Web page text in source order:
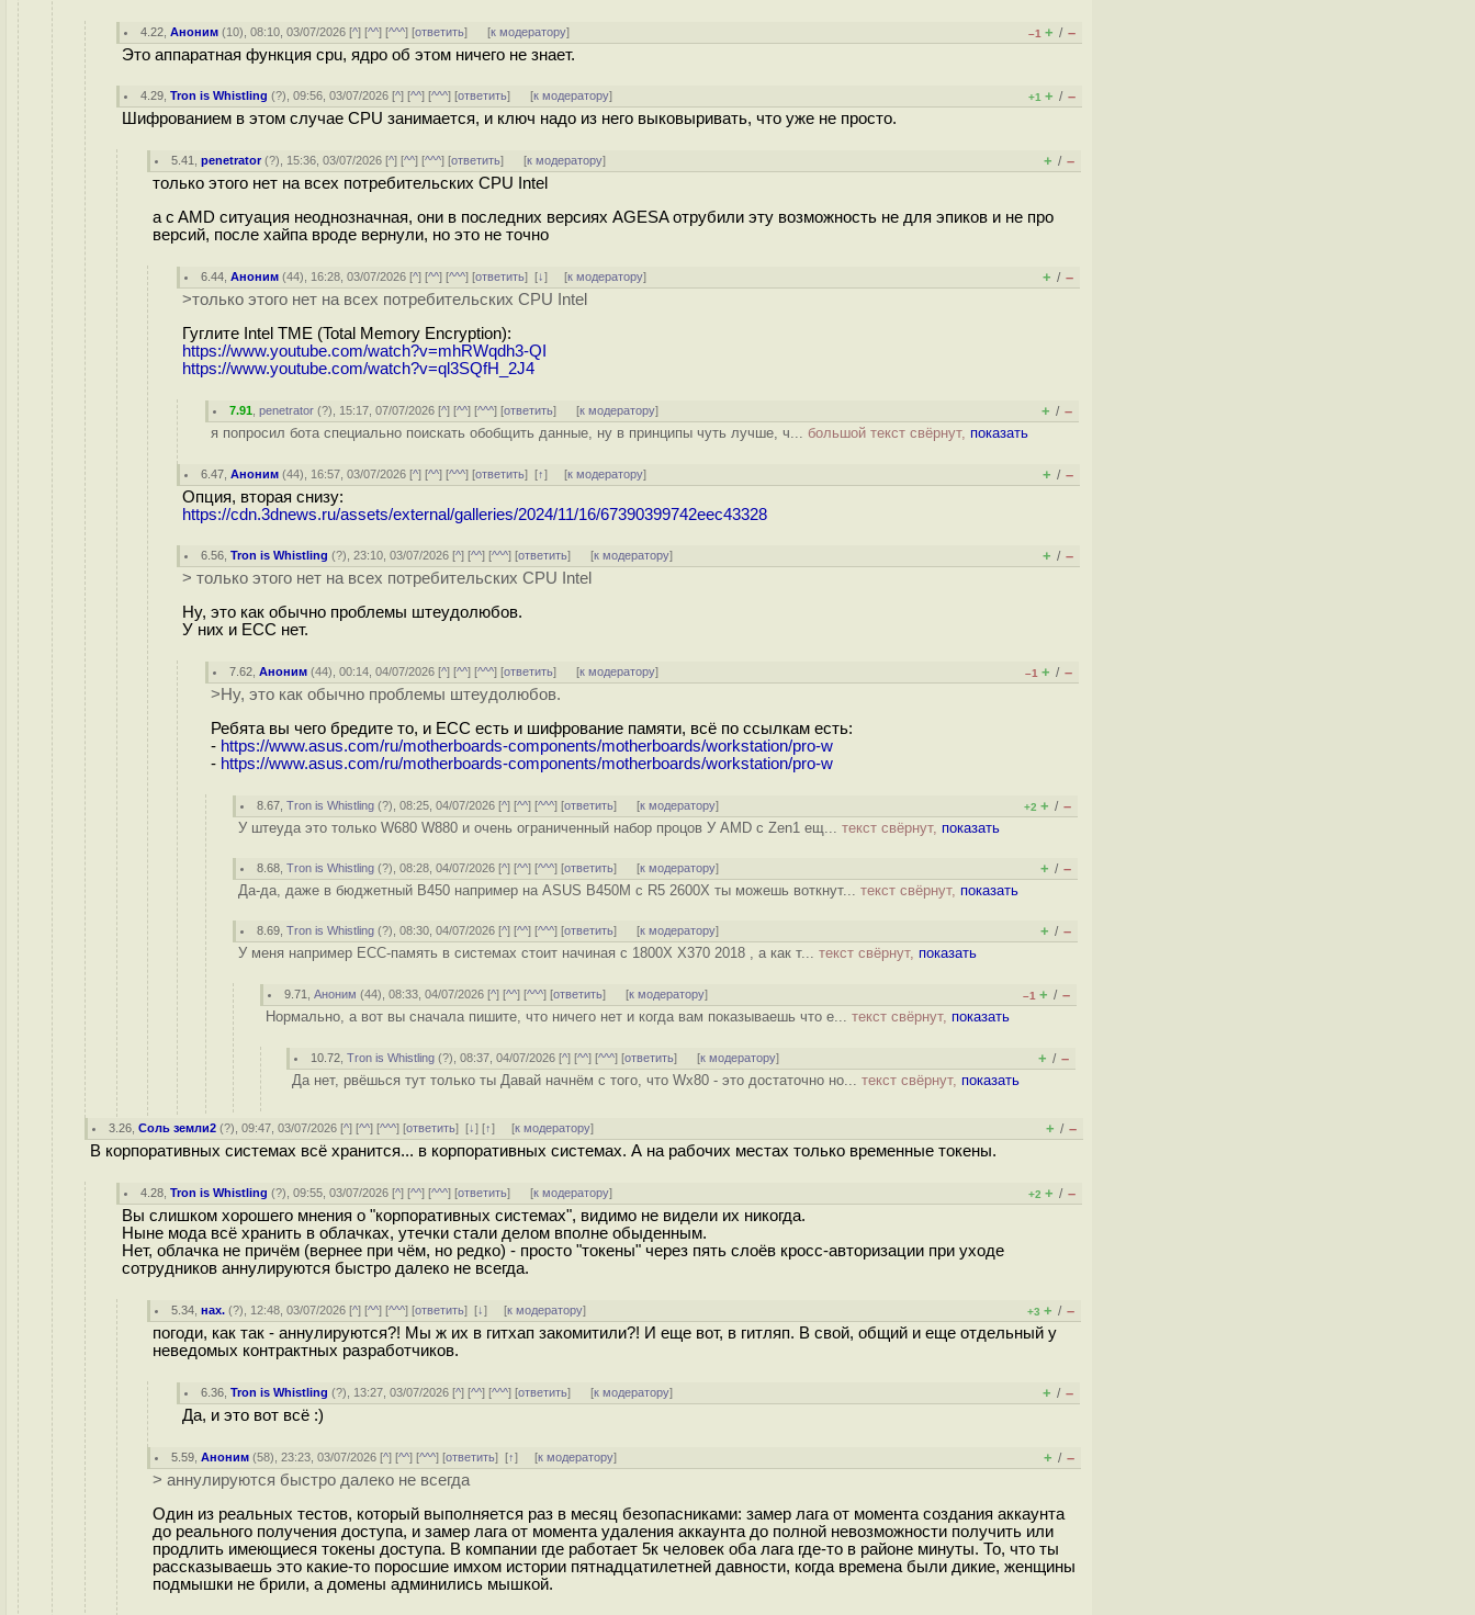
4.22 ,Аноним (10), 08:10, 03/07/2026 [^] [^^] [^^^] [ответить] [к модератору] –1 + / –
Это аппаратная функция cpu, ядро об этом ничего не знает.
4.29 ,Tron is Whistling (?), 09:56, 03/07/2026 [^] [^^] [^^^] [ответить] [к модератору] +1 + / –
Шифрованием в этом случае CPU занимается, и ключ надо из него выковыривать, что уже не просто.
5.41 ,penetrator(?), 15:36, 03/07/2026 [^] [^^] [^^^] [ответить] [к модератору] + / –
только этого нет на всех потребительских CPU Intel
а c AMD ситуация неоднозначная, они в последних версиях AGESA отрубили эту возможность не для эпиков и не про
версий, после хайпа вроде вернули, но это не точно
6.44 ,Аноним (44), 16:28, 03/07/2026 [^] [^^] [^^^] [ответить][↓] [к модератору] + / –
>только этого нет на всех потребительских CPU Intel
Гуглите Intel TME (Total Memory Encryption):
https://www.youtube.com/watch?v=mhRWqdh3-QI
https://www.youtube.com/watch?v=ql3SQfH_2J4
7.91 ,penetrator (?), 15:17, 07/07/2026 [^] [^^] [^^^] [ответить] [к модератору] + / –
я попросил бота специально поискать обобщить данные, ну в принципы чуть лучше, ч... большой текст свёрнут, показать
6.47 ,Аноним (44), 16:57, 03/07/2026 [^] [^^] [^^^] [ответить][↑] [к модератору] + / –
Опция, вторая снизу:
https://cdn.3dnews.ru/assets/external/galleries/2024/11/16/67390399742eec43328
6.56 ,Tron is Whistling (?), 23:10, 03/07/2026 [^] [^^] [^^^] [ответить] [к модератору] + / –
> только этого нет на всех потребительских CPU Intel
Ну, это как обычно проблемы штеудолюбов.
У них и ECC нет.
7.62 ,Аноним (44), 00:14, 04/07/2026 [^] [^^] [^^^] [ответить] [к модератору] –1 + / –
>Ну, это как обычно проблемы штеудолюбов.
Ребята вы чего бредите то, и ECC есть и шифрование памяти, всё по ссылкам есть:
- https://www.asus.com/ru/motherboards-components/motherboards/workstation/pro-w
- https://www.asus.com/ru/motherboards-components/motherboards/workstation/pro-w
8.67 ,Tron is Whistling (?), 08:25, 04/07/2026 [^] [^^] [^^^] [ответить] [к модератору] +2 + / –
У штеуда это только W680 W880 и очень ограниченный набор процов У AMD с Zen1 ещ... текст свёрнут, показать
8.68 ,Tron is Whistling (?), 08:28, 04/07/2026 [^] [^^] [^^^] [ответить] [к модератору] + / –
Да-да, даже в бюджетный B450 например на ASUS B450M с R5 2600X ты можешь воткнут... текст свёрнут, показать
8.69 ,Tron is Whistling (?), 08:30, 04/07/2026 [^] [^^] [^^^] [ответить] [к модератору] + / –
У меня например ECC-память в системах стоит начиная с 1800X X370 2018 , а как т... текст свёрнут, показать
9.71 ,Аноним (44), 08:33, 04/07/2026 [^] [^^] [^^^] [ответить] [к модератору] –1 + / –
Нормально, а вот вы сначала пишите, что ничего нет и когда вам показываешь что е... текст свёрнут, показать
10.72 ,Tron is Whistling (?), 08:37, 04/07/2026 [^] [^^] [^^^] [ответить] [к модератору] + / –
Да нет, рвёшься тут только ты Давай начнём с того, что Wx80 - это достаточно но... текст свёрнут, показать
3.26 ,Соль земли2 (?), 09:47, 03/07/2026 [^] [^^] [^^^] [ответить][↓] [↑] [к модератору] + / –
В корпоративных системах всё хранится... в корпоративных системах. А на рабочих местах только временные токены.
4.28 ,Tron is Whistling (?), 09:55, 03/07/2026 [^] [^^] [^^^] [ответить] [к модератору] +2 + / –
Вы слишком хорошего мнения о "корпоративных системах", видимо не видели их никогда.
Ныне мода всё хранить в облачках, утечки стали делом вполне обыденным.
Нет, облачка не причём (вернее при чём, но редко) - просто "токены" через пять слоёв кросс-авторизации при уходе
сотрудников аннулируются быстро далеко не всегда.
5.34 ,нах. (?), 12:48, 03/07/2026 [^] [^^] [^^^] [ответить][↓] [к модератору] +3 + / –
погоди, как так - аннулируются?! Мы ж их в гитхап закомитили?! И еще вот, в гитляп. В свой, общий и еще отдельный у
неведомых контрактных разработчиков.
6.36 ,Tron is Whistling (?), 13:27, 03/07/2026 [^] [^^] [^^^] [ответить] [к модератору] + / –
Да, и это вот всё :)
5.59 ,Аноним (58), 23:23, 03/07/2026 [^] [^^] [^^^] [ответить][↑] [к модератору] + / –
> аннулируются быстро далеко не всегда
Один из реальных тестов, который выполняется раз в месяц безопасниками: замер лага от момента создания аккаунта
до реального получения доступа, и замер лага от момента удаления аккаунта до полной невозможности получить или
продлить имеющиеся токены доступа. В компании где работает 5к человек оба лага где-то в районе минуты. То, что ты
рассказываешь это какие-то поросшие имхом истории пятнадцатилетней давности, когда времена были дикие, женщины
подмышки не брили, а домены админились мышкой.